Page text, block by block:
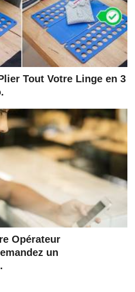
Tout Votre Linge en 3
Opérateur
un